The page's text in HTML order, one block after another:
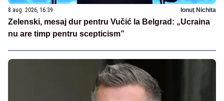
8 aug. 2026, 16:39 Ionuț Nichita
Zelenski, mesaj dur pentru Vučić la Belgrad: „Ucraina
nu are timp pentru scepticism”